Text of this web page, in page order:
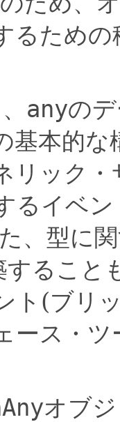
るため
anyの
基本的
リック
るイベ
、型に
すること
ト(ブリ
ース・
オブ